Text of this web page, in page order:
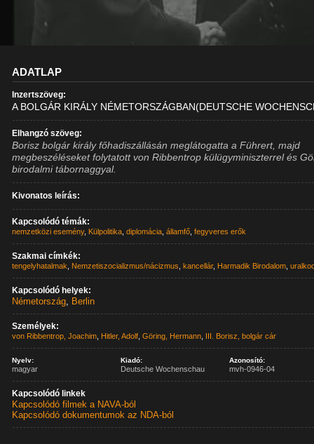
ADATLAP
Inzertszöveg:
A BOLGÁR KIRÁLY NÉMETORSZÁGBAN(DEUTSCHE
Elhangzó szöveg:
Borisz bolgár király főhadiszállásán meglátogatta a Führert, majd
megbeszéléseket folytatott von Ribbentrop külügyminiszterrel és
birodalmi tábornaggyal.
Kivonatos leírás:
Kapcsolódó témák:
nemzetközi esemény, Külpolitika ,diplomácia ,államfő ,fegyveres erők
Szakmai címkék:
tengelyhatalmak
Nemzetiszocializmus/nácizmus ,kancellár, Harmadik Birodalom ,
Kapcsolódó helyek:
Németország, Berlin
Személyek:
von Ribbentrop, Joachim Hitler, Adolf ,Göring, Hermann III. Borisz, bolgár cár
Nyelv:
magyar
Kiadó:
Deutsche Wochenschau
Azonosító:
mvh-0946-04
Kapcsolódó linkek
Kapcsolódó filmek a NAVA-ból
Kapcsolódó dokumentumok az NDA-ból